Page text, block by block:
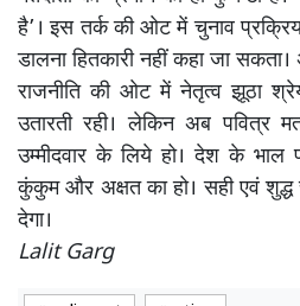
है’। इस तर्क की ओट में चुनाव
डालना हितकारी नहीं कहा जा सकता।
राजनीति की ओट में नेतृत्व झूठा
उतारती रही। लेकिन अब पवित्र
उम्मीदवार के लिये हो। देश के
कुंकुम और अक्षत का हो। सही एवं शुद्ध
देगा।
Lalit Garg